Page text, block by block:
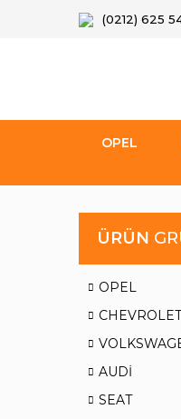
(0212) 625
OPEL
ÜRÜN
OPEL
CHEVROLET
AUDİ
SEAT